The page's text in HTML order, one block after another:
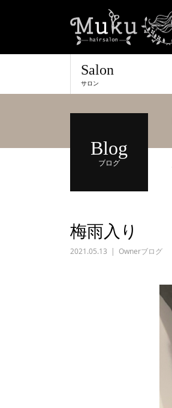
Salon
サロン
Blog
ブログ
梅雨入り
2021.05.13 Ownerブログ